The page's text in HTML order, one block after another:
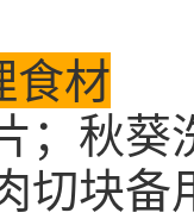
食材
秋葵
切块备